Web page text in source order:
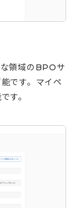
領域のBPOサ
です。マイペ
す。